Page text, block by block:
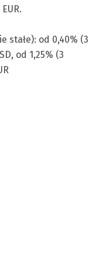
stałe): od 0,40% (3
od 1,25% (3